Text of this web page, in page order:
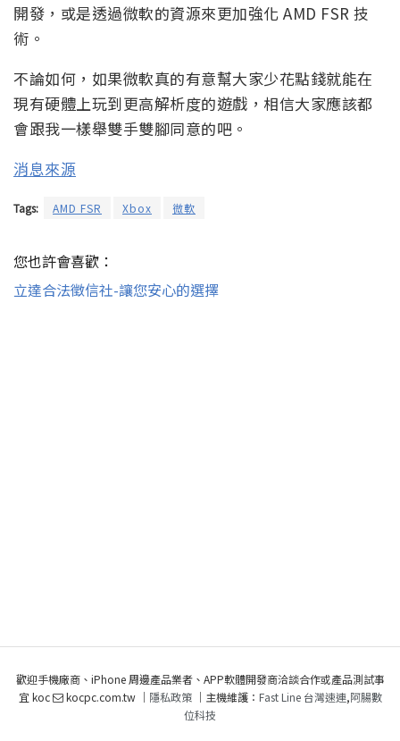
開發，或是透過微軟的資源來更加強化 AMD FSR 技
術。
不論如何，如果微軟真的有意幫大家少花點錢就能在
現有硬體上玩到更高解析度的遊戲，相信大家應該都
會跟我一樣舉雙手雙腳同意的吧。
消息來源
Tags: AMD FSR Xbox 微軟
您也許會喜歡：
立達合法徵信社-讓您安心的選擇
歡迎手機廠商、iPhone 周邊產品業者、APP軟體開發商洽談合作或產品測試事
宜 koc
kocpc.com.tw ｜ 隱私政策｜主機維護： Fast Line 台灣速連,阿腸數
位科技